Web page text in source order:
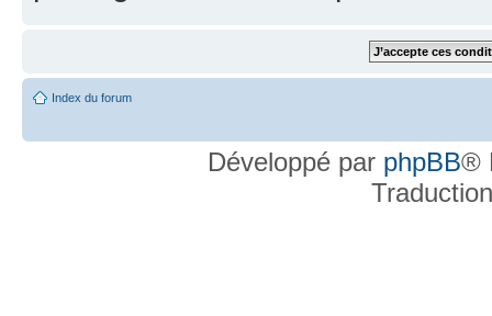
Index du forum
Développé par phpBB®